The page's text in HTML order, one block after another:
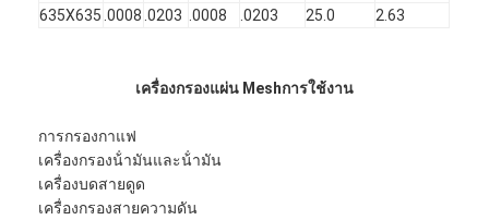
635X635 .0008 .0203 .0008 .0203 25.0 2.63
เครื่องกรองแผ่น Meshการใช้งาน
การกรองกาแฟ
เครื่องกรองน้ํามันและน้ํามัน
เครื่องบดสายดูด
เครื่องกรองสายความดัน